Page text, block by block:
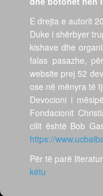
E drejta e autorit
Duke i shërbyer
kishave dhe
falas pasazhe,
website prej 52
ose në mënyra të
Devocioni i
Fondacionit
cilit është Bob
https://
Për të parë
këtu